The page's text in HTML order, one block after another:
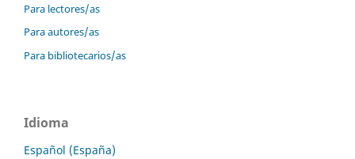
Para lectores/as
Para autores/as
Para bibliotecarios/as
Idioma
Español (España)